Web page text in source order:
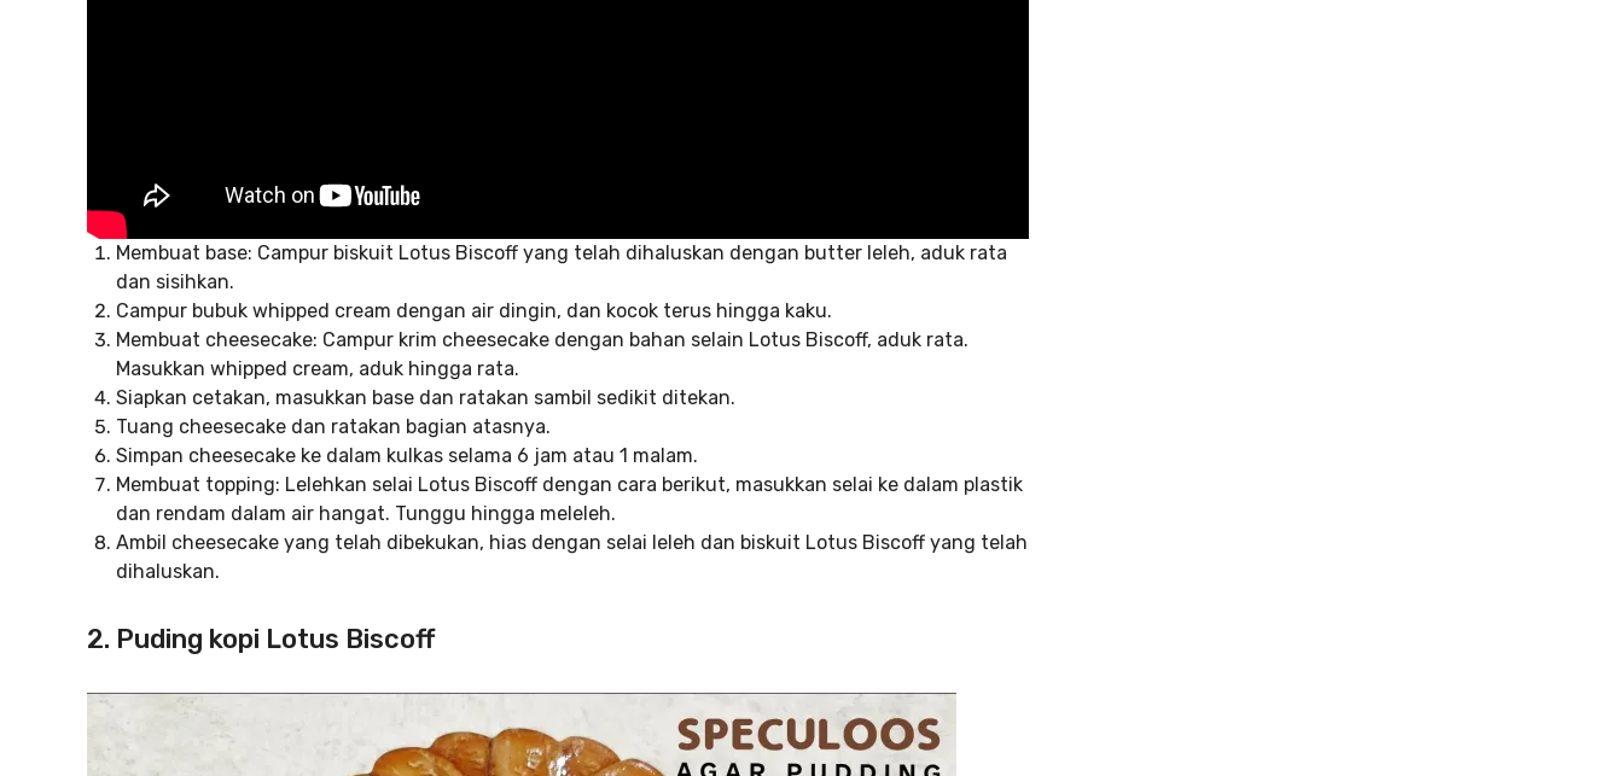
Membuat base: Campur biskuit Lotus Biscoff yang telah dihaluskan dengan butter leleh, aduk rata
dan sisihkan.
Campur bubuk whipped cream dengan air dingin, dan kocok terus hingga kaku.
Membuat cheesecake: Campur krim cheesecake dengan bahan selain Lotus Biscoff, aduk rata.
Masukkan whipped cream, aduk hingga rata.
Siapkan cetakan, masukkan base dan ratakan sambil sedikit ditekan.
Tuang cheesecake dan ratakan bagian atasnya.
Simpan cheesecake ke dalam kulkas selama 6 jam atau 1 malam.
Membuat topping: Lelehkan selai Lotus Biscoff dengan cara berikut, masukkan selai ke dalam plastik
dan rendam dalam air hangat. Tunggu hingga meleleh.
Ambil cheesecake yang telah dibekukan, hias dengan selai leleh dan biskuit Lotus Biscoff yang telah
dihaluskan.
2. Puding kopi Lotus Biscoff